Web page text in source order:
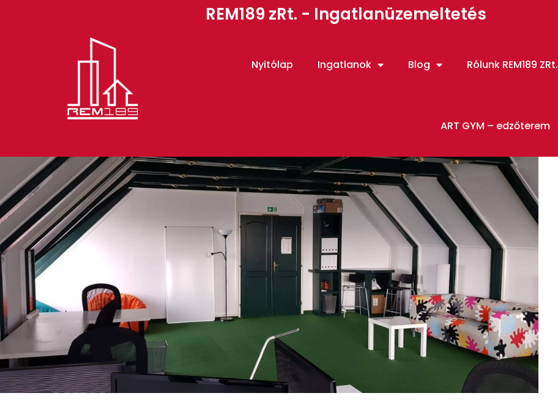
REM189 zRt. - Ingatlanüzemeltetés
Nyitólap Ingatlanok Blog Rólunk REM189 ZRt.
ART GYM – edzőterem